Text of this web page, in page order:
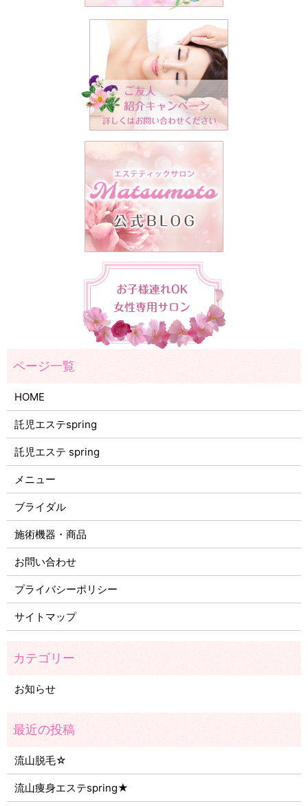
HOME
託児エステspring
託児エステ spring
メニュー
ブライダル
施術機器・商品
お問い合わせ
プライバシーポリシー
サイトマップ
お知らせ
流山脱毛☆
流山痩身エステspring★